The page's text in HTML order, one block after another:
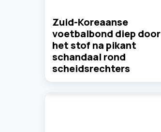
Zuid-Koreaanse
voetbalbond diep door
het stof na pikant
schandaal rond
scheidsrechters